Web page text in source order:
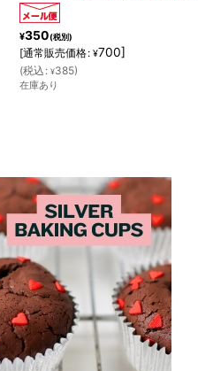
¥350(税別)
[通常販売価格: ¥700]
(税込 : ¥385)
在庫あり